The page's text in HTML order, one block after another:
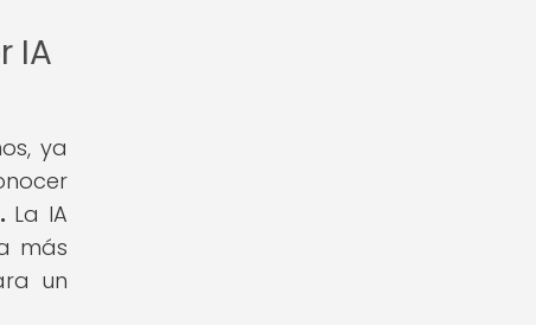
IA
ya
La IA
más
un